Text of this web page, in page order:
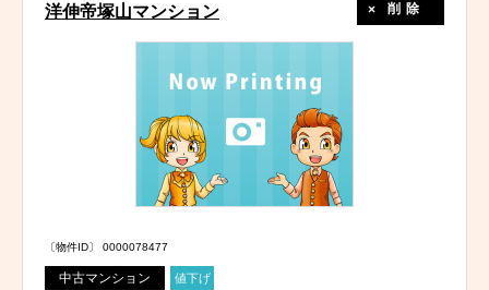
洋伸帝塚山マンション 削除
〔物件ID〕 0000078477
中古マンション 値下げ